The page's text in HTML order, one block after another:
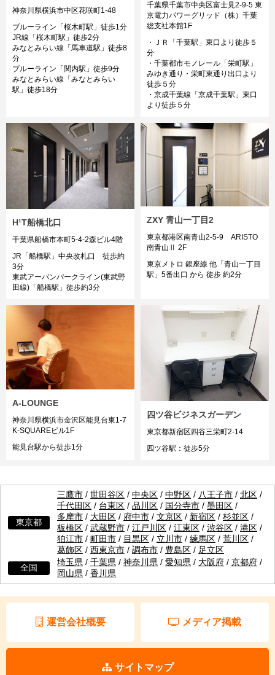
神奈川県横浜市中区花咲町1-48
ブルーライン「桜木町駅」徒歩1分
JR線「桜木町駅」徒歩2分
みなとみらい線「馬車道駅」徒歩8
分
ブルーライン「関内駅」徒歩9分
みなとみらい線「みなとみらい
駅」徒歩18分
千葉県千葉市中央区富士見2-9-5 東
京電力パワーグリッド（株）千葉
総支社本館1F
・ＪＲ「千葉駅」東口より徒歩５
分
・千葉都市モノレール「栄町駅」
みゆき通り・栄町東通り出口より
徒歩５分
・京成千葉線「京成千葉駅」東口
より徒歩５分
H¹T船橋北口
千葉県船橋市本町5-4-2森ビル4階
JR「船橋駅」中央改札口 徒歩約
3分
東武アーバンパークライン(東武野
田線)「船橋駅」徒歩約3分
ZXY 青山一丁目2
東京都港区南青山2-5-9 ARISTO
南青山Ⅱ 2F
東京メトロ 銀座線 他「青山一丁目
駅」5番出口 から 徒歩 約2分
A-LOUNGE
神奈川県横浜市金沢区能見台東1-7
K-SQUAREビル1F
能見台駅から徒歩1分
四ツ谷ビジネスガーデン
東京都新宿区四谷三栄町2-14
四ツ谷駅：徒歩5分
東京都
三鷹市 / 世田谷区 / 中央区 / 中野区 / 八王子市 / 北区 /
千代田区 / 台東区 / 品川区 / 国分寺市 / 墨田区 /
多摩市 / 大田区 / 府中市 / 文京区 / 新宿区 / 杉並区 /
板橋区 / 武蔵野市 / 江戸川区 / 江東区 / 渋谷区 / 港区 /
狛江市 / 町田市 / 目黒区 / 立川市 / 練馬区 / 荒川区 /
葛飾区 / 西東京市 / 調布市 / 豊島区 / 足立区
全国
埼玉県 / 千葉県 / 神奈川県 / 愛知県 / 大阪府 / 京都府 /
岡山県 / 香川県
運営会社概要 メディア掲載
サイトマップ